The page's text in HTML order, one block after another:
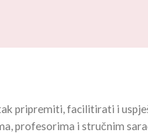
pripremiti, facilitirati i
profesorima i stručnim